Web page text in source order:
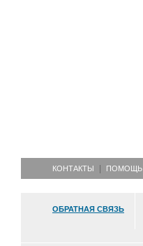
КОНТАКТЫ ПОМОЩЬ
ОБРАТНАЯ СВЯЗЬ